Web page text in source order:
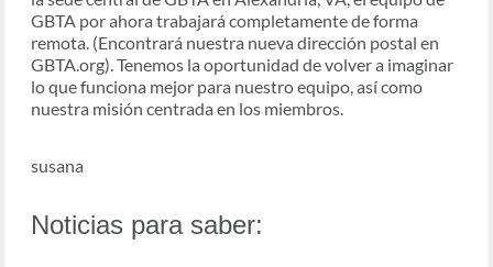
GBTA por ahora trabajará completamente de forma
remota. (Encontrará nuestra nueva dirección postal en
GBTA.org). Tenemos la oportunidad de volver a imaginar
lo que funciona mejor para nuestro equipo, así como
nuestra misión centrada en los miembros.
susana
Noticias para saber: